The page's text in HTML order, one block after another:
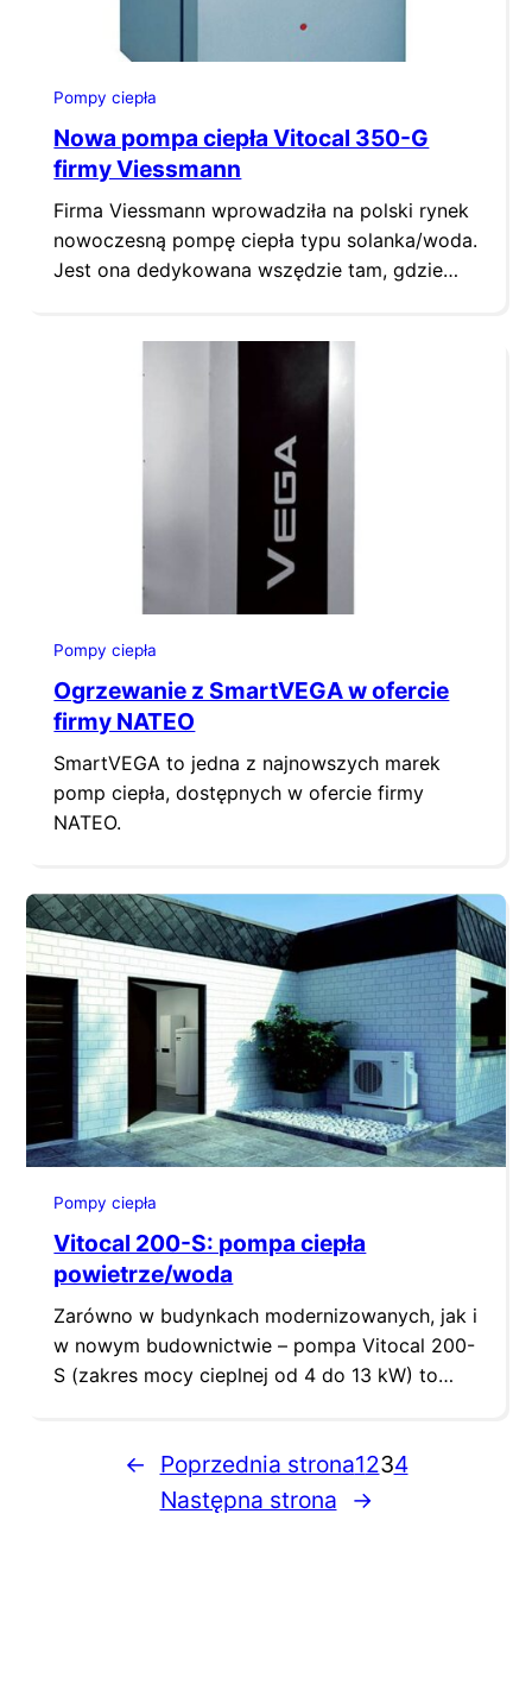
Pompy ciepła
Nowa pompa ciepła Vitocal 350-G
firmy Viessmann
Firma Viessmann wprowadziła na polski rynek
nowoczesną pompę ciepła typu solanka/woda.
Jest ona dedykowana wszędzie tam, gdzie
Pompy ciepła
Ogrzewanie z SmartVEGA w ofercie
firmy NATEO
SmartVEGA to jedna z najnowszych marek
pomp ciepła, dostępnych w ofercie firmy
NATEO.
Pompy ciepła
Vitocal 200-S: pompa ciepła
powietrze/woda
Zarówno w budynkach modernizowanych, jak i
w nowym budownictwie – pompa Vitocal 200-
S (zakres mocy cieplnej od 4 do 13 kW) to
dla środowiska ogrzewanie podstawowe.
Ponadto dostarcza temperaturę zasilania o
← Poprzednia strona1234
Następna strona
→